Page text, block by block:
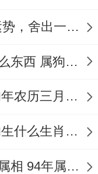
好运。
带来不少贵人
系也将为属狗
户资源！
2006年出生的人2025年的运势，舍出一些破小耗危机
属狗人最招财配饰摆件是什么东西 属狗的人不能在生活佩戴什么
三月农历出生的狗犯月吗 狗年农历三月出生的人犯月化解
属狗一生会生几个孩子 属狗生什么生肖属相孩子最旺
属狗的桃花劫遇到的是什么属相 94年属狗女姻缘在何时